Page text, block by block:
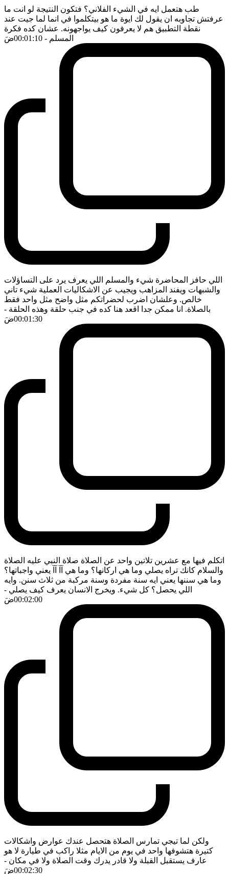
طب هتعمل ايه في الشيء الفلاني؟ فتكون النتيجة لو انت ما
عرفتش تجاوبه ان يقول لك ايوة ما هو بيتكلموا في انما لما جيت عند
نقطة التطبيق هم لا يعرفون كيف يواجهونه. عشان كده فكرة
المسلم - 00:01:10 ضَ
اللي حافز المحاضرة شيء والمسلم اللي يعرف يرد على التساؤلات
والشبهات ويفند المزاهب ويجيب عن الاشكاليات العملية شيء تاني
خالص. وعلشان اضرب لحضراتكم مثل واضح مثل واحد فقط
بالصلاة. انا ممكن جدا اقعد هنا كده في جنب حلقة وهذه الحلقة -
00:01:30ضَ
اتكلم فيها مع عشرين تلاتين واحد عن الصلاة صلاة النبي عليه الصلاة
والسلام كانك تراه يصلي وما هي اركانها؟ وما هي آآ آآ يعني واجباتها؟
وما هي سننها يعني ايه سنة مفردة وسنة مركبة من ثلاث سنن. وايه
اللي يحصل؟ كل شيء. ويخرج الانسان يعرف كيف يصلي -
00:02:00ضَ
ولكن لما تيجي تمارس الصلاة هتحصل عندك عوارض واشكالات
كتيرة هتشوفها واحد في يوم من الايام مثلا راكب في طيارة لا هو
عارف يستقبل القبلة ولا قادر يدرك وقت الصلاة ولا في مكان -
00:02:30ضَ